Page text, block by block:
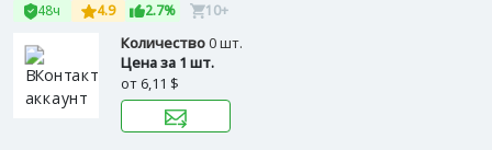
48ч 4.9 2.7% 10+
Количество0 шт.
Цена за 1 шт.
от 6,11 $